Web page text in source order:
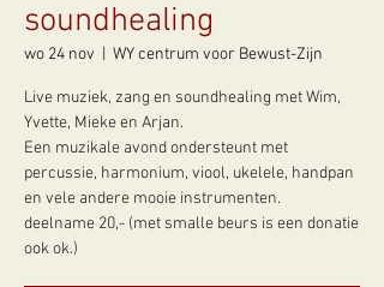
soundhealing
wo 24 nov WY centrum voor Bewust-Zijn
Live muziek, zang en soundhealing met Wim,
Yvette, Mieke en Arjan.
Een muzikale avond ondersteunt met
percussie, harmonium, viool, ukelele, handpan
en vele andere mooie instrumenten.
deelname 20,- (met smalle beurs is een donatie